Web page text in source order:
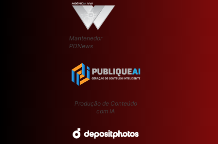
Mantenedor
PDNews
Produção de Conteúdo
com IA